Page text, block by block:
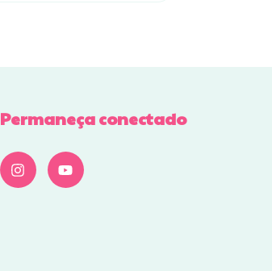
Permaneça conectado